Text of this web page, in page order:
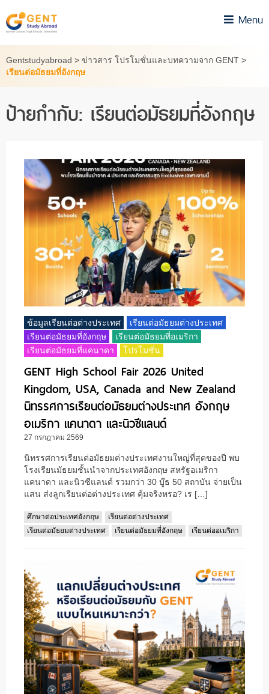
to
content
Menu
Gentstudyabroad > ข่าวสาร โปรโมชั่นและบทความจาก GENT >
เรียนต่อมัธยมที่อังกฤษ
ป้ายกำกับ: เรียนต่อมัธยมที่อังกฤษ
ข้อมูลเรียนต่อต่างประเทศ
เรียนต่อมัธยมต่างประเทศ
เรียนต่อมัธยมที่อังกฤษ
เรียนต่อมัธยมที่อเมริกา
เรียนต่อมัธยมที่แคนาดา
โปรโมชั่น
GENT High School Fair 2026 United
Kingdom, USA, Canada and New Zealand
นิทรรศการเรียนต่อมัธยมต่างประเทศ อังกฤษ
อเมริกา แคนาดา และนิวซีแลนด์
27 กรกฎาคม 2569
นิทรรศการเรียนต่อมัธยมต่างประเทศงานใหญ่ที่สุดของปี พบ
โรงเรียนมัธยมชั้นนำจากประเทศอังกฤษ สหรัฐอเมริกา
แคนาดา และนิวซีแลนด์ รวมกว่า 30 บู๊ธ 50 สถาบัน จ่ายเป็น
แสน ส่งลูกเรียนต่อต่างประเทศ คุ้มจริงหรอ? เร […]
ศึกษาต่อประเทศอังกฤษ
เรียนต่อต่างประเทศ
เรียนต่อมัธยมต่างประเทศ
เรียนต่อมัธยมที่อังกฤษ เรียนต่ออเมริกา